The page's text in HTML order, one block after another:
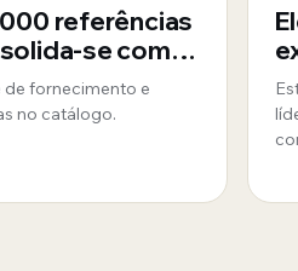
referências
se como
de fornecimento e
no catálogo.